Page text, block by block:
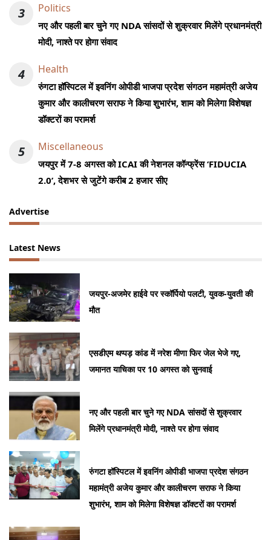
3 Politics
नए और पहली बार चुने गए NDA सांसदों से शुक्रवार मिलेंगे प्रधानमंत्री
मोदी, नाश्ते पर होगा संवाद
4 Health
रुंगटा हॉस्पिटल में इवनिंग ओपीडी भाजपा प्रदेश संगठन महामंत्री अजेय
कुमार और कालीचरण सराफ ने किया शुभारंभ, शाम को मिलेगा विशेषज्ञ
डॉक्टरों का परामर्श
5 Miscellaneous
जयपुर में 7-8 अगस्त को ICAI की नेशनल कॉन्फ्रेंस ‘FIDUCIA
2.0’, देशभर से जुटेंगे करीब 2 हजार सीए
Advertise
Latest News
जयपुर-अजमेर हाईवे पर स्कॉर्पियो पलटी, युवक-युवती की
मौत
एसडीएम थप्पड़ कांड में नरेश मीणा फिर जेल भेजे गए,
जमानत याचिका पर 10 अगस्त को सुनवाई
नए और पहली बार चुने गए NDA सांसदों से शुक्रवार
मिलेंगे प्रधानमंत्री मोदी, नाश्ते पर होगा संवाद
रुंगटा हॉस्पिटल में इवनिंग ओपीडी भाजपा प्रदेश संगठन
महामंत्री अजेय कुमार और कालीचरण सराफ ने किया
शुभारंभ, शाम को मिलेगा विशेषज्ञ डॉक्टरों का परामर्श